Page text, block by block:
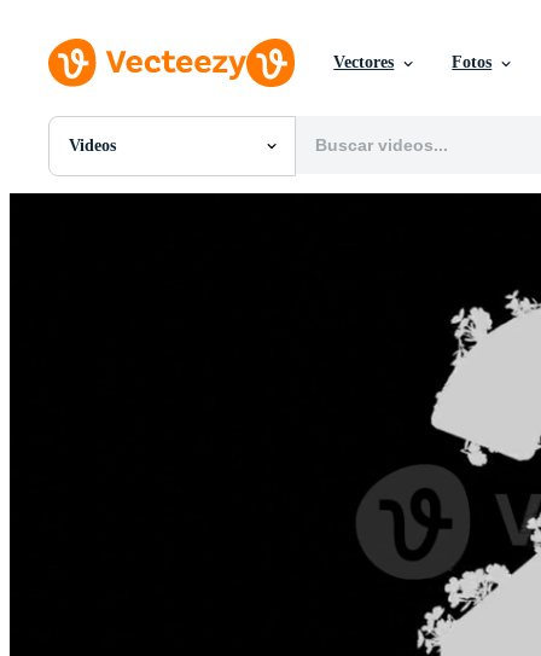
Vectores Fotos
Videos
Todas Imágenes